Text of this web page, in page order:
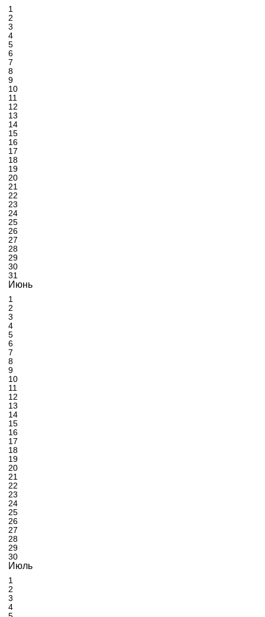
1
2
3
4
5
6
7
8
9
10
11
12
13
14
15
16
17
18
19
20
21
22
23
24
25
26
27
28
29
30
31
Июнь
1
2
3
4
5
6
7
8
9
10
11
12
13
14
15
16
17
18
19
20
21
22
23
24
25
26
27
28
29
30
Июль
1
2
3
4